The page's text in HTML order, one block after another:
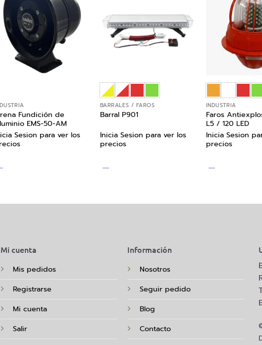
Fundición de
EMS-50-AM
Sesion para ver los
BARRALES / FAROS
Barral P901
Inicia Sesion para ver los
precios
INDUSTRIA
Faros
L5 / 120 LED
Inicia Sesion
precios
Mi cuenta
Mis pedidos
Registrarse
Mi cuenta
Salir
Información
Nosotros
Seguir pedido
Blog
Contacto